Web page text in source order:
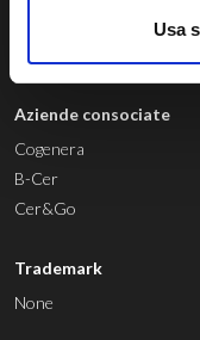
Usa
Aziende consociate
Cogenera
B-Cer
Cer&Go
Trademark
None